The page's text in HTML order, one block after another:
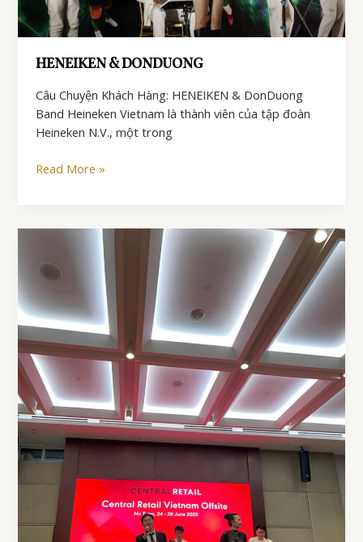
HENEIKEN & DONDUONG
Câu Chuyện Khách Hàng: HENEIKEN & DonDuong
Band Heineken Vietnam là thành viên của tập đoàn
Heineken N.V., một trong
HENEIKEN
Read More »